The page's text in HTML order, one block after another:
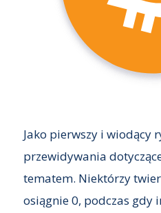
Jako pierwszy i wiodący
przewidywania
tematem. Niektórzy
osiągnie 0, podczas gdy